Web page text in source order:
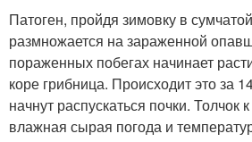
Патоген, пройдя зимовку в
размножается на зараженной
пораженных побегах начинает
коре грибница. Происходит это за
начнут распускаться почки. Толчок
влажная сырая погода и